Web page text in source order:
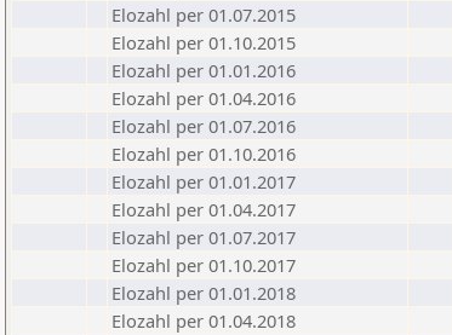
Elozahl per 01.07.2015
Elozahl per 01.10.2015
Elozahl per 01.01.2016
Elozahl per 01.04.2016
Elozahl per 01.07.2016
Elozahl per 01.10.2016
Elozahl per 01.01.2017
Elozahl per 01.04.2017
Elozahl per 01.07.2017
Elozahl per 01.10.2017
Elozahl per 01.01.2018
Elozahl per 01.04.2018